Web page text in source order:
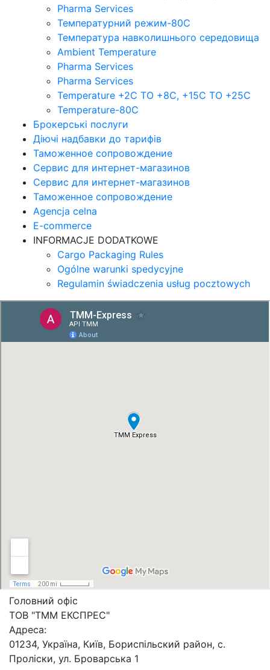
Pharma Services
Температурний режим-80С
Температура навколишнього середовища
Ambient Temperature
Pharma Services
Pharma Services
Temperature +2C TO +8С, +15C TO +25С
Temperature-80С
Брокерські послуги
Діючі надбавки до тарифів
Таможенное сопровождение
Сервис для интернет-магазинов
Сервис для интернет-магазинов
Таможенное сопровождение
Agencja celna
E-commerce
INFORMACJE DODATKOWE
Cargo Packaging Rules
Ogólne warunki spedycyjne
Regulamin świadczenia usług pocztowych
Головний офіс
ТОВ "ТММ ЕКСПРЕС"
Адреса:
01234, Україна, Київ, Бориспільский район, с.
Проліски, ул. Броварська 1